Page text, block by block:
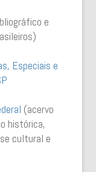
e
Especiais e
(acervo
histórica,
cultural e